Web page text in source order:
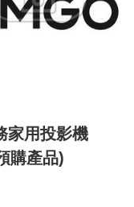
家用投影機
購產品)